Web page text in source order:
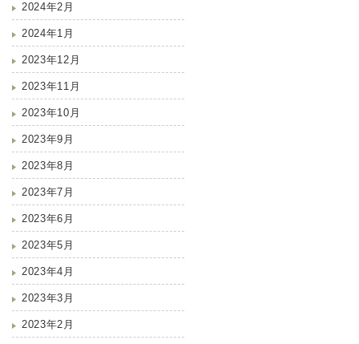
2024年2月
2024年1月
2023年12月
2023年11月
2023年10月
2023年9月
2023年8月
2023年7月
2023年6月
2023年5月
2023年4月
2023年3月
2023年2月